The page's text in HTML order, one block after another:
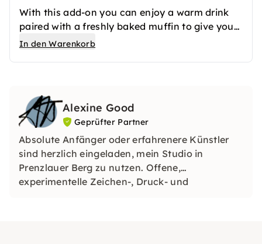
With this add-on you can enjoy a warm drink
paired with a freshly baked muffin to give you
engery for your creative ideas.
In den Warenkorb
Alexine Good
Geprüfter Partner
Absolute Anfänger oder erfahrenere Künstler
sind herzlich eingeladen, mein Studio in
Prenzlauer Berg zu nutzen. Offene,
experimentelle Zeichen-, Druck- und